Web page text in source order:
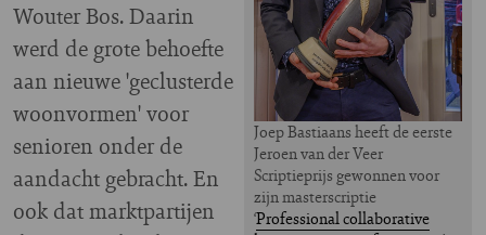
Joep Bastiaans heeft de eerste
Jeroen van der Veer
Scriptieprijs gewonnen voor
zijn masterscriptie
‘Professional collaborative
Wouter Bos. Daarin
werd de grote behoefte
aan nieuwe 'geclusterde
woonvormen' voor
senioren onder de
aandacht gebracht. En
ook dat marktpartijen